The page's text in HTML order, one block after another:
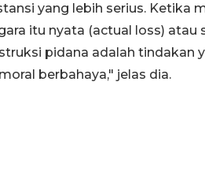
yang lebih serius. Ketika
itu nyata (actual loss)
pidana adalah tindakan
berbahaya," jelas dia.